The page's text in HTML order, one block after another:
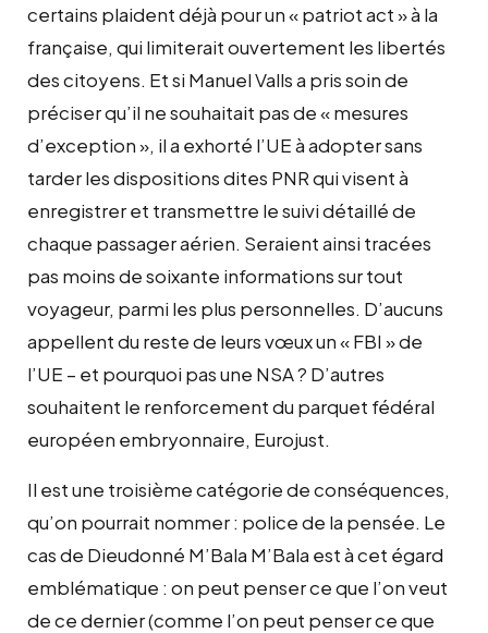
certains plaident déjà pour un « patriot act » à la
française, qui limiterait ouvertement les libertés
des citoyens. Et si Manuel Valls a pris soin de
préciser qu’il ne souhaitait pas de « mesures
d’exception », il a exhorté l’UE à adopter sans
tarder les dispositions dites PNR qui visent à
enregistrer et transmettre le suivi détaillé de
chaque passager aérien. Seraient ainsi tracées
pas moins de soixante informations sur tout
voyageur, parmi les plus personnelles. D’aucuns
appellent du reste de leurs vœux un « FBI » de
l’UE – et pourquoi pas une NSA ? D’autres
souhaitent le renforcement du parquet fédéral
européen embryonnaire, Eurojust.
Il est une troisième catégorie de conséquences,
qu’on pourrait nommer : police de la pensée. Le
cas de Dieudonné M’Bala M’Bala est à cet égard
emblématique : on peut penser ce que l’on veut
de ce dernier (comme l’on peut penser ce que